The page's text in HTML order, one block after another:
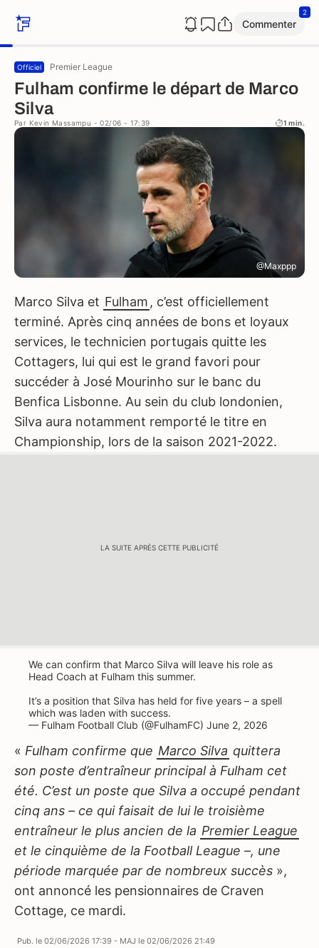
Commenter
2
Officiel Premier League
Fulham confirme le départ de Marco
Silva
Par Kevin Massampu - 02/06 - 17:39 1 min.
@Maxppp
Marco Silva et Fulham , c’est officiellement
terminé. Après cinq années de bons et loyaux
services, le technicien portugais quitte les
Cottagers, lui qui est le grand favori pour
succéder à José Mourinho sur le banc du
Benfica Lisbonne. Au sein du club londonien,
Silva aura notamment remporté le titre en
Championship, lors de la saison 2021-2022.
LA SUITE APRÈS CETTE PUBLICITÉ
We can confirm that Marco Silva will leave his role as
Head Coach at Fulham this summer.
It’s a position that Silva has held for five years – a spell
which was laden with success.
— Fulham Football Club (@FulhamFC) June 2, 2026
« Fulham confirme que Marco Silva quittera
son poste d’entraîneur principal à Fulham cet
été. C’est un poste que Silva a occupé pendant
cinq ans – ce qui faisait de lui le troisième
entraîneur le plus ancien de la Premier League
et le cinquième de la Football League –, une
période marquée par de nombreux succès »,
ont annoncé les pensionnaires de Craven
Cottage, ce mardi.
Pub. le 02/06/2026 17:39 - MAJ le 02/06/2026 21:49